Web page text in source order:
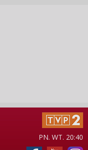
PN. WT. 20:40